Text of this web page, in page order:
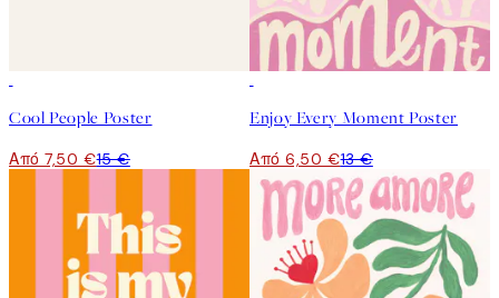
Cool People Poster
Από 7,50 €15 €
Enjoy Every Moment Poster
Από 6,50 €13 €